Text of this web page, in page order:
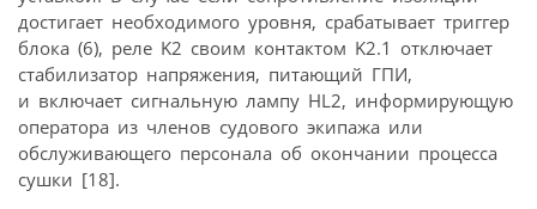
достигает необходимого уровня, срабатывает триггер
блока (6), реле K2 своим контактом K2.1 отключает
стабилизатор напряжения, питающий ГПИ,
и включает сигнальную лампу HL2, информирующую
оператора из членов судового экипажа или
обслуживающего персонала об окончании процесса
сушки [18].